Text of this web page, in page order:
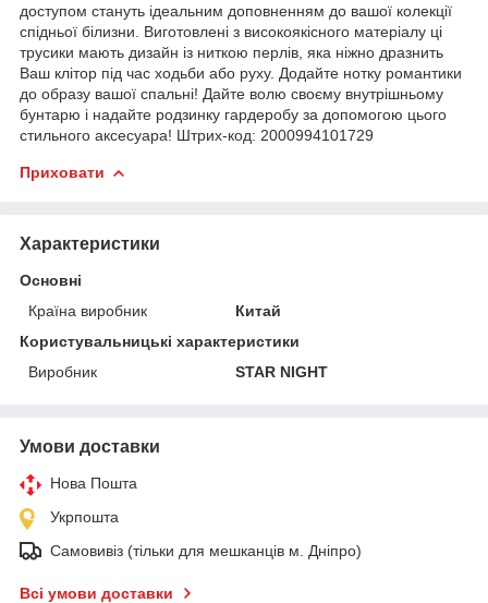
доступом стануть ідеальним доповненням до вашої колекції
спідньої білизни. Виготовлені з високоякісного матеріалу ці
трусики мають дизайн із ниткою перлів, яка ніжно дразнить
Ваш клітор під час ходьби або руху. Додайте нотку романтики
до образу вашої спальні! Дайте волю своєму внутрішньому
бунтарю і надайте родзинку гардеробу за допомогою цього
стильного аксесуара! Штрих-код: 2000994101729
Приховати
Характеристики
Основні
Країна виробник
Китай
Користувальницькі характеристики
Виробник
STAR NIGHT
Умови доставки
Нова Пошта
Укрпошта
Самовивіз (тільки для мешканців м. Дніпро)
Всі умови доставки